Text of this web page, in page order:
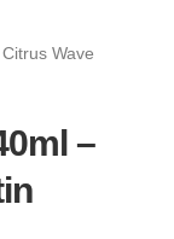
Wave
–